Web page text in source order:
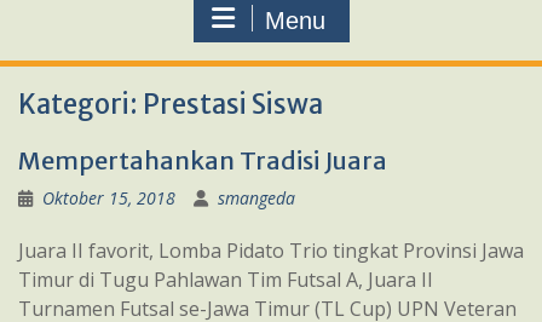
Menu
Kategori: Prestasi Siswa
Mempertahankan Tradisi Juara
Oktober 15, 2018 smangeda
Juara II favorit, Lomba Pidato Trio tingkat Provinsi Jawa
Timur di Tugu Pahlawan Tim Futsal A, Juara II
Turnamen Futsal se-Jawa Timur (TL Cup) UPN Veteran